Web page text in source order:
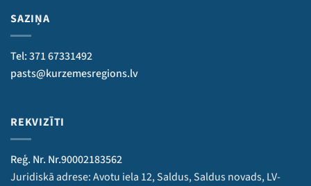
SAZIŅA
Tel: 371 67331492
pasts@kurzemesregions.lv
REKVIZĪTI
Reģ. Nr. Nr.90002183562
Juridiskā adrese: Avotu iela 12, Saldus, Saldus novads, LV-